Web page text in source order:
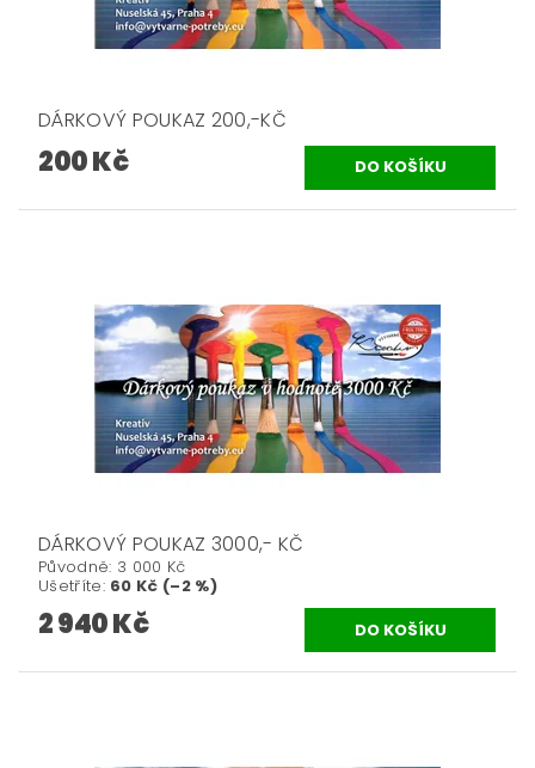
DÁRKOVÝ POUKAZ 200,-KČ
200 Kč
DÁRKOVÝ POUKAZ 3000,- KČ
Původně: 3 000 Kč
Ušetříte: 60 Kč (–2 %)
2 940 Kč